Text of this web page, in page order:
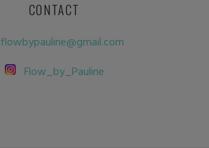
CONTACT
flowbypauline@gmail.com
Flow_by_Pauline